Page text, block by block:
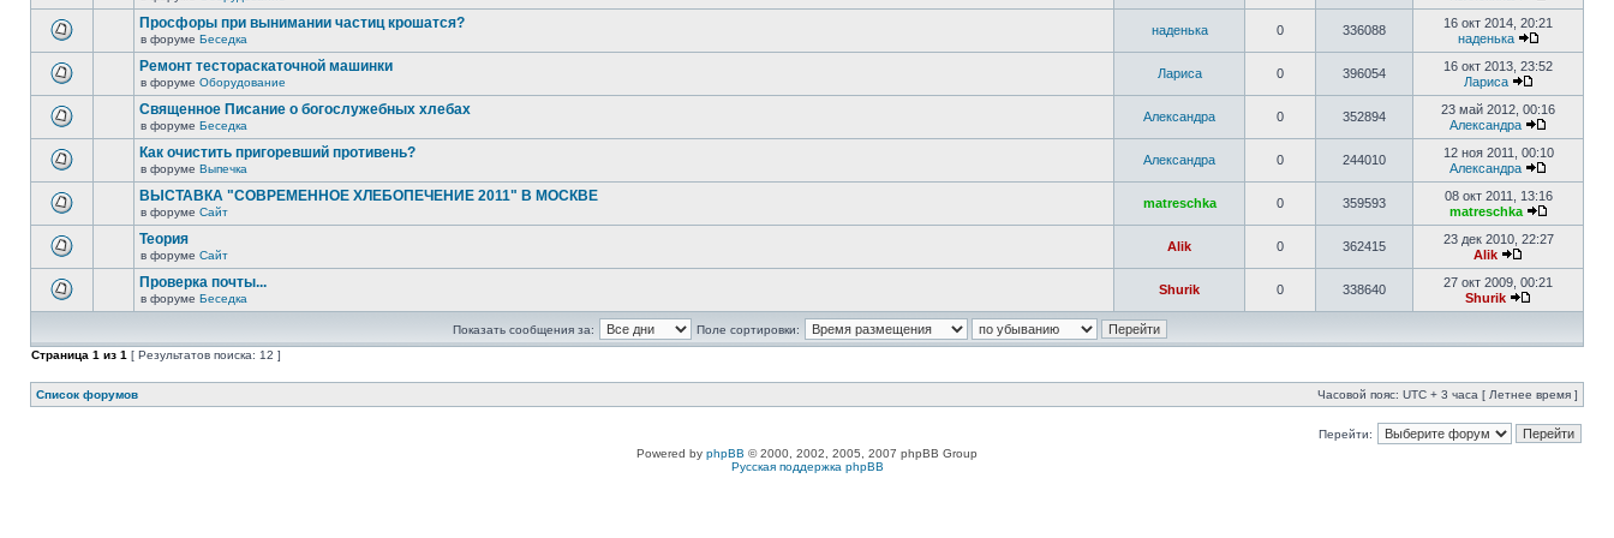
Просфоры при вынимании частиц крошатся?
в форуме Беседка
наденька 0 336088
16 окт 2014, 20:21
наденька
Ремонт тестораскаточной машинки
в форуме Оборудование
Лариса 0 396054
16 окт 2013, 23:52
Лариса
Священное Писание о богослужебных хлебах
в форуме Беседка
Александра 0 352894
23 май 2012, 00:16
Александра
Как очистить пригоревший противень?
в форуме Выпечка
Александра 0 244010
12 ноя 2011, 00:10
Александра
ВЫСТАВКА "СОВРЕМЕННОЕ ХЛЕБОПЕЧЕНИЕ 2011" В МОСКВЕ
в форуме Сайт
matreschka 0 359593
08 окт 2011, 13:16
matreschka
Теория
в форуме Сайт
Alik 0 362415
23 дек 2010, 22:27
Alik
Проверка почты...
в форуме Беседка
Shurik 0 338640
27 окт 2009, 00:21
Shurik
Показать сообщения за:
Поле сортировки:
Страница 1 из 1 [ Результатов поиска: 12 ]
Список форумов Часовой пояс: UTC + 3 часа [ Летнее время ]
Перейти:
Powered by phpBB © 2000, 2002, 2005, 2007 phpBB Group
Русская поддержка phpBB